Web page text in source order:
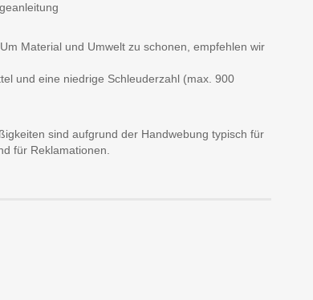
Material und Umwelt zu schonen, empfehlen wir
und eine niedrige Schleuderzahl (max. 900
sind aufgrund der Handwebung typisch für
für Reklamationen.